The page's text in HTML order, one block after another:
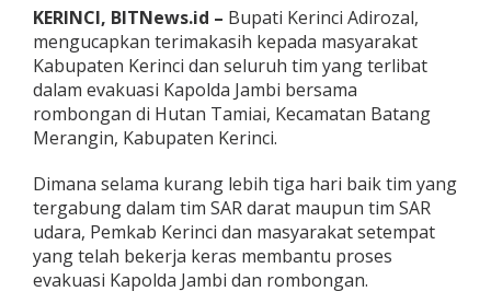
T
e
i
m
a
k
a
i
h
k
e
S
e
KERINCI, BITNews.id – Bupati Kerinci Adirozal,
mengucapkan terimakasih kepada masyarakat
Kabupaten Kerinci dan seluruh tim yang terlibat
dalam evakuasi Kapolda Jambi bersama
rombongan di Hutan Tamiai, Kecamatan Batang
Merangin, Kabupaten Kerinci.
Dimana selama kurang lebih tiga hari baik tim yang
tergabung dalam tim SAR darat maupun tim SAR
udara, Pemkab Kerinci dan masyarakat setempat
yang telah bekerja keras membantu proses
evakuasi Kapolda Jambi dan rombongan.